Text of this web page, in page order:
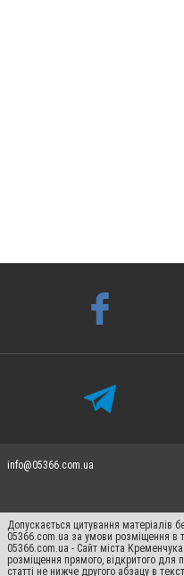
info@05366.com.ua
Допускається цитування матеріалів
05366.com.ua за умови розміщення в
05366.com.ua - Сайт міста
розміщення прямого, відкритого для
статті не нижче другого абзацу в